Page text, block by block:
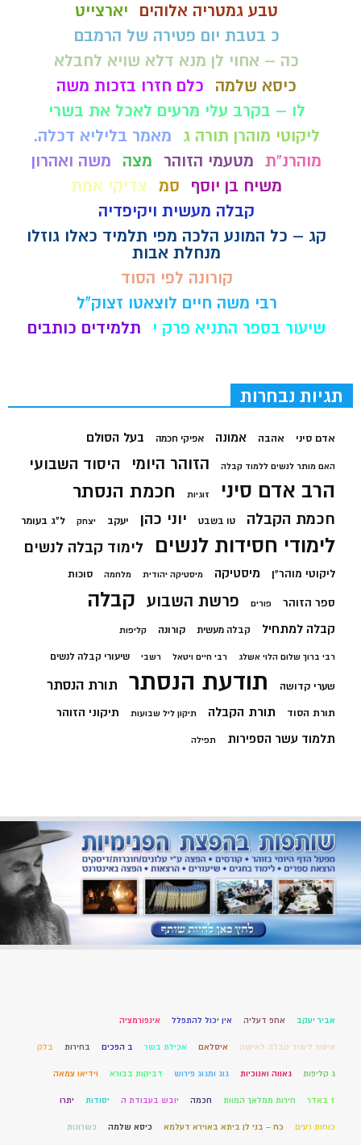
טבע גמטריה אלוהים
יארצייט
כ בטבת יום פטירה של הרמבם
כה – אחוי לן מנא דלא שויא לחבלא
כיסא שלמה
כלם חזרו בזכות משה
לו – בקרב עלי מרעים לאכל את בשרי
ליקוטי מוהרן תורה ג
מאמר בליליא דכלה.
מוהרנ”ת מטעמי הזוהר מצה
משה ואהרון
משיח בן יוסף
סמ צדיקי אמת
קבלה מעשית ויקיפדיה
קג – כל המונע הלכה מפי תלמיד כאלו גוזלו
מנחלת אבות
קורונה לפי הסוד
רבי משה חיים לוצאטו זצוק"ל
שיעור בספר התניא פרק י
תלמידים כותבים
תגיות נבחרות
אדם סיני אהבה אמונה אפיקי חכמה בעל הסולם
האם מותר לנשים ללמוד קבלה הזוהר היומי היסוד השבועי
הרב אדם סיני זוגיות חכמת הנסתר
חכמת הקבלה טו בשבט יוני כהן יעקב יצחק ל"ג בעומר
לימודי חסידות לנשים לימוד קבלה לנשים
ליקוטי מוהר"ן מיסטיקה מיסטיקה יהודית מלחמה סוכות
ספר הזוהר פורים פרשת השבוע קבלה
קבלה למתחיל קבלה מעשית קורונה קליפות
רבי ברוך שלום הלוי אשלג רבי חיים ויטאל רשבי שיעורי קבלה לנשים
שערי קדושה תודעת הנסתר תורת הנסתר
תורת הסוד תורת הקבלה תיקון ליל שבועות תיקוני הזוהר
תלמוד עשר הספירות תפילה
אביר יעקב אחפ דעליה אין יכול להתפלל אינפורמציה
איסור לימוד קבלה לאישה איסלאם אכילת בשר ב הפכים בחירות בלק
ג קליפות גאווה ואנוכיות גוג ומגוג פירוש דביקות בבורא וידיאו צמאה
ז באדר חירות ממלאך המוות חכמה יובש בעבודת ה יסודות יתרו
כוחות רעים כח – בני לן ביתא באוירא דעלמא כיסא שלמה כשרונות